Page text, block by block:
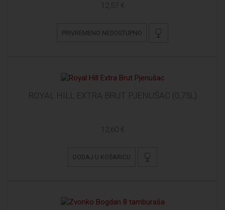
12,57 €
PRIVREMENO NEDOSTUPNO
ROYAL HILL EXTRA BRUT PJENUŠAC (0,75L)
12,60 €
DODAJ U KOŠARICU